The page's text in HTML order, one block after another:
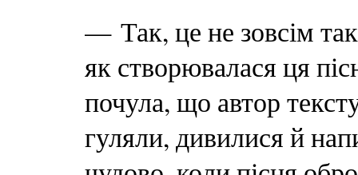
— Так, це не зовсім
як створювалася ця
почула, що автор
гуляли, дивилися й